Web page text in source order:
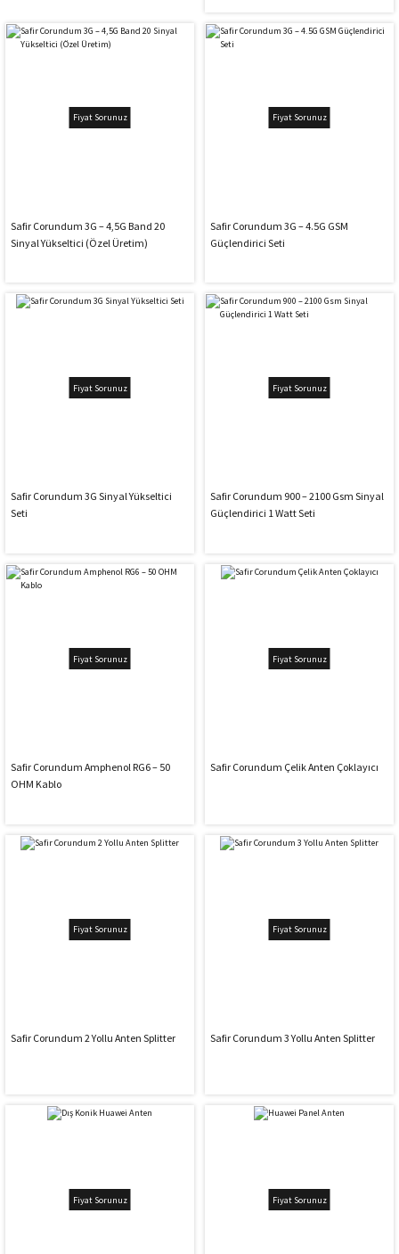
Fiyat Sorunuz
Safir Corundum 3G – 4,5G Band 20
Sinyal Yükseltici (Özel Üretim)
Fiyat Sorunuz
Safir Corundum 3G – 4.5G GSM
Güçlendirici Seti
Fiyat Sorunuz
Safir Corundum 3G Sinyal Yükseltici
Seti
Fiyat Sorunuz
Safir Corundum 900 – 2100 Gsm Sinyal
Güçlendirici 1 Watt Seti
Fiyat Sorunuz
Safir Corundum Amphenol RG6 – 50
OHM Kablo
Fiyat Sorunuz
Safir Corundum Çelik Anten Çoklayıcı
Fiyat Sorunuz
Safir Corundum 2 Yollu Anten Splitter
Fiyat Sorunuz
Safir Corundum 3 Yollu Anten Splitter
Fiyat Sorunuz Fiyat Sorunuz